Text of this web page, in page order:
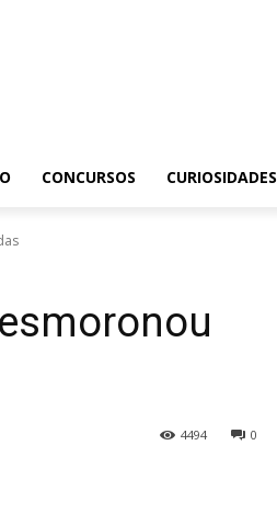
CONCURSOS CURIOSIDADES
0
4494